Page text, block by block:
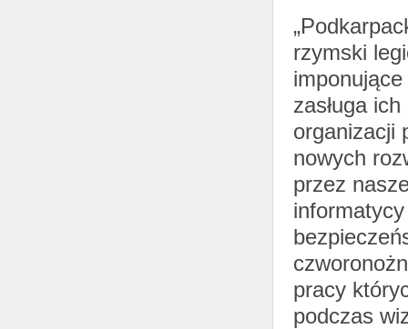
rzymski
zasługa
organizacji
nowych
przez
pracy
podczas